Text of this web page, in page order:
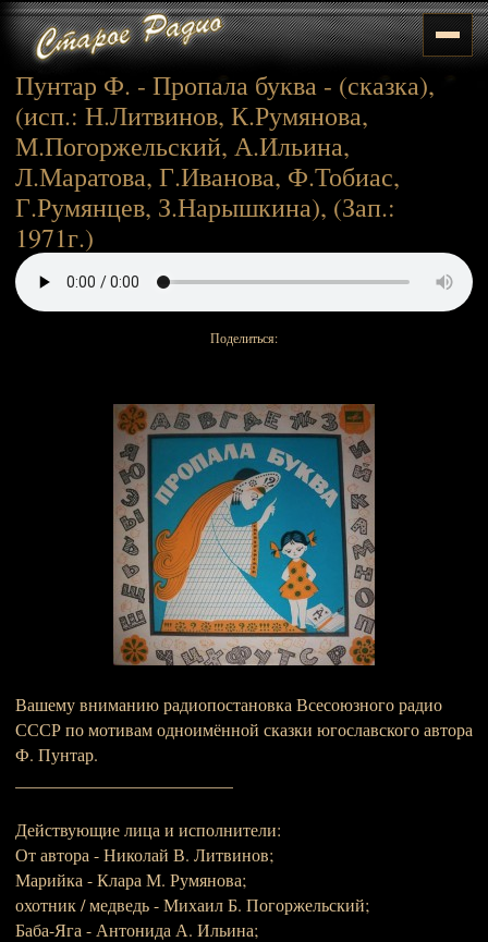
Пунтар Ф. - Пропала буква - (сказка),
(исп.: Н.Литвинов, К.Румянова,
М.Погоржельский, А.Ильина,
Л.Маратова, Г.Иванова, Ф.Тобиас,
Г.Румянцев, З.Нарышкина), (Зап.:
1971г.)
Поделиться:
Вашему вниманию радиопостановка Всесоюзного радио
СССР по мотивам одноимённой сказки югославского автора
Ф. Пунтар.
Действующие лица и исполнители:
От автора - Николай В. Литвинов;
Марийка - Клара М. Румянова;
охотник / медведь - Михаил Б. Погоржельский;
Баба-Яга - Антонида А. Ильина;